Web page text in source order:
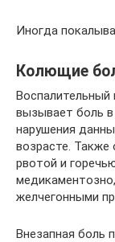
Иногда
Колющие
вызывает боль
нарушения
возрасте. Также
рвотой и
желчегонными
Внезапная боль